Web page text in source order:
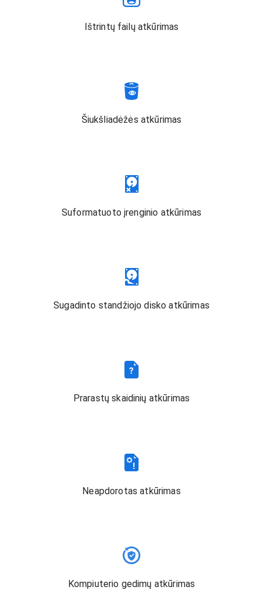
Ištrintų failų atkūrimas
Šiukšliadėžės atkūrimas
Suformatuoto įrenginio atkūrimas
Sugadinto standžiojo disko atkūrimas
Prarastų skaidinių atkūrimas
Neapdorotas atkūrimas
Kompiuterio gedimų atkūrimas